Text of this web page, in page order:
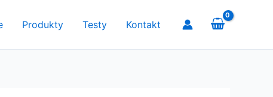
Produkty Testy Kontakt